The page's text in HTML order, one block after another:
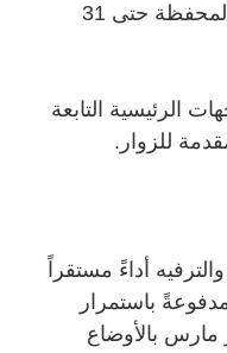
بلغ متوسط الإشغال 98% عبر المحفظة حتى 31
الرئيسية التابعة
للزوار.
أداءً مستقراً
الأول من عام 2026، مدفوعةً باستمرار
مارس بالأوضاع